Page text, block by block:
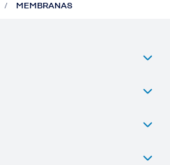
MEMBRANAS